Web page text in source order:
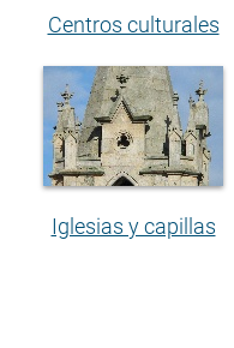
Centros culturales
Iglesias y capillas